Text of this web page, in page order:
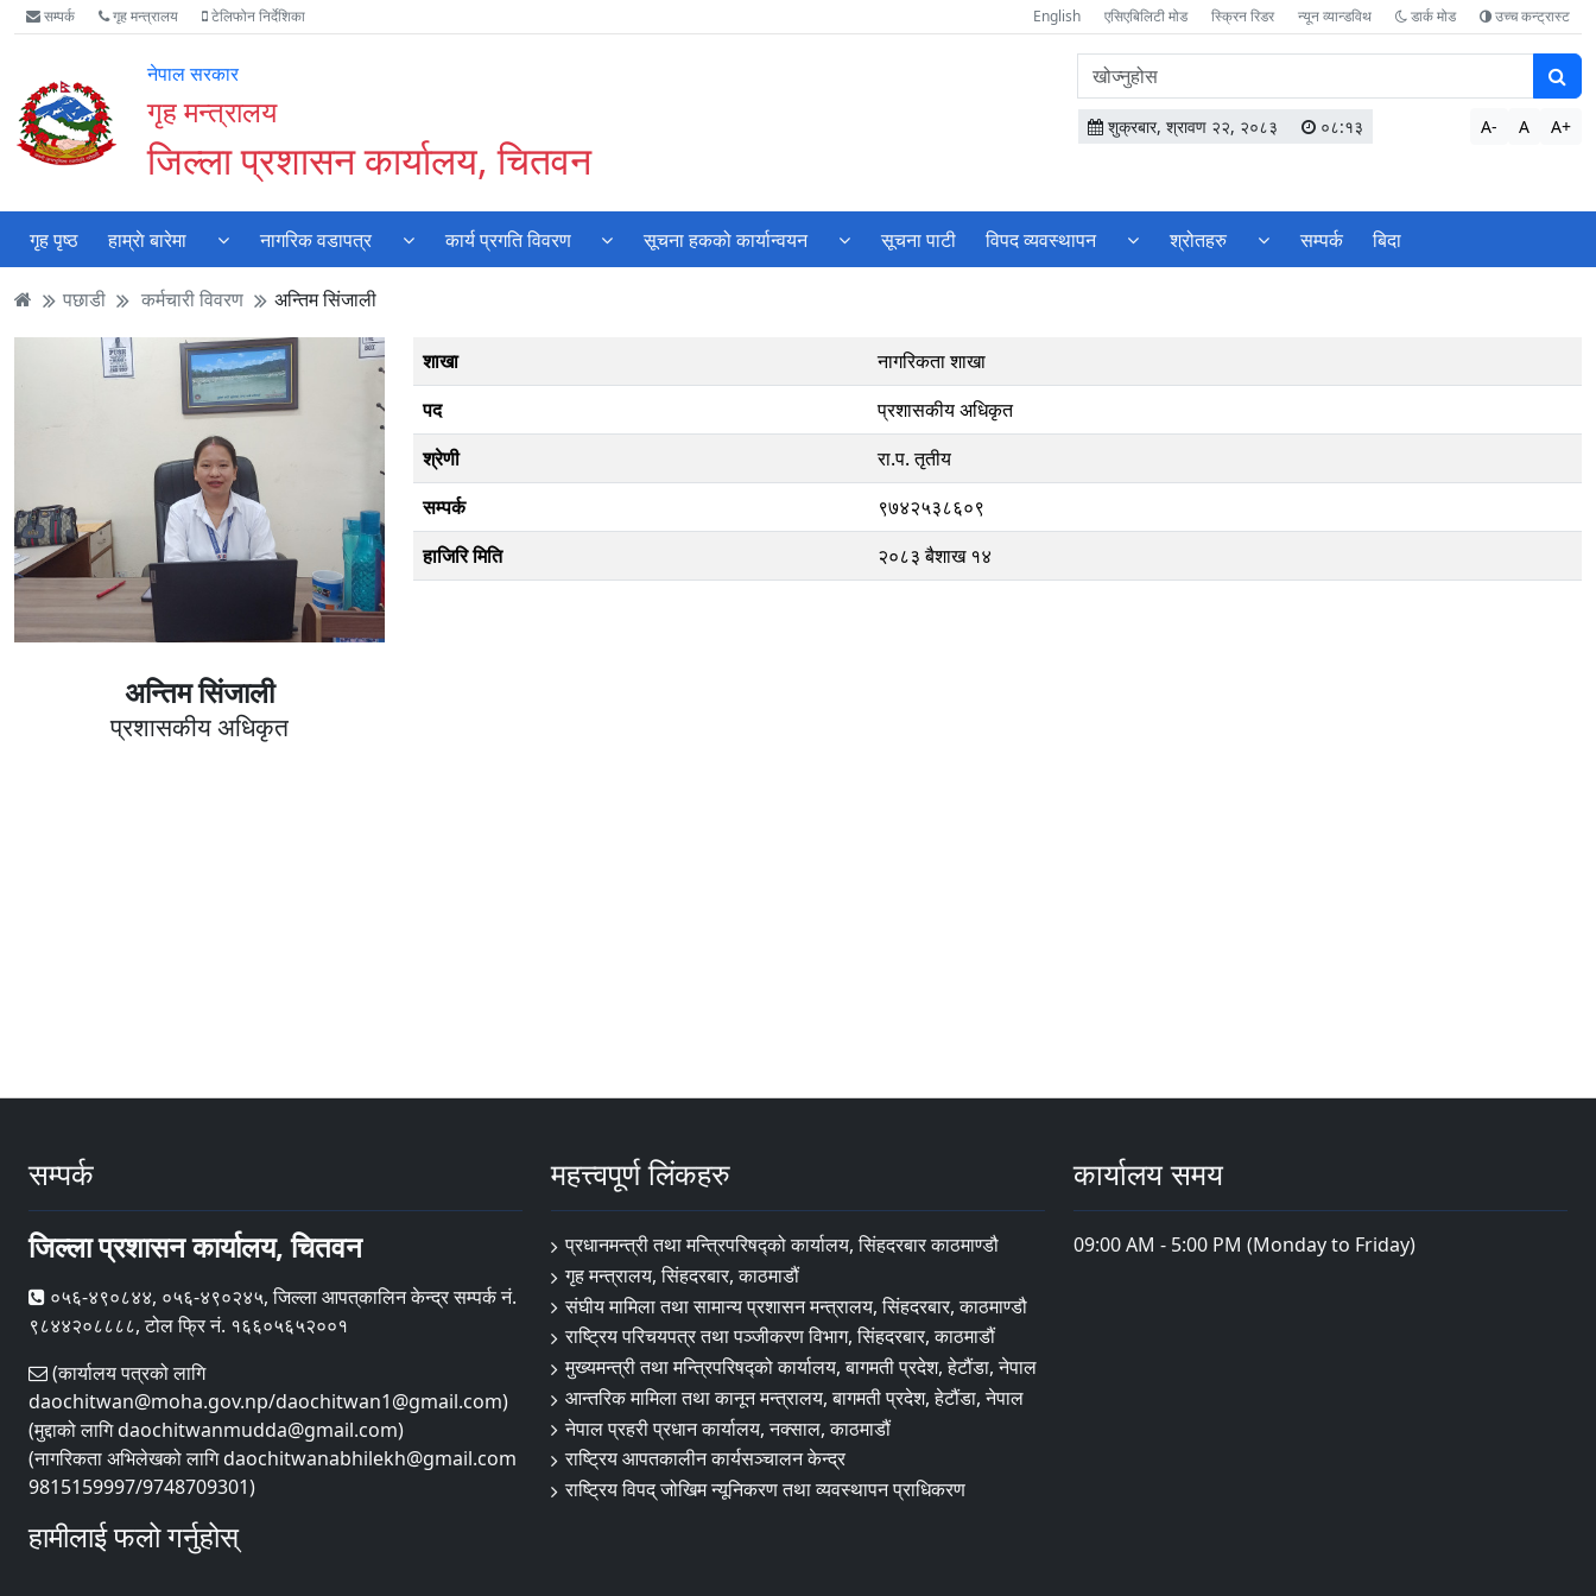
Accessibility
Mode
गर्नुहोस्
मुख्य
सामाग्री
मुख्य
नेभिगेसन
वेबसाइट
खोजमा
सम्पर्क गृह मन्त्रालय टेलिफोन निर्देशिका English एसिएबिलिटी मोड स्क्रिन रिडर न्यून व्यान्डविथ डार्क मोड उच्च कन्ट्रास्ट
नेपाल सरकार
गृह मन्त्रालय
जिल्ला प्रशासन कार्यालय, चितवन
वेबसाइटमा
सामग्री
खोज्नुहोस
शुक्रबार, श्रावण २२, २०८३ ०८:१३ A- A A+
गृह पृष्ठ हाम्राे बारेमा नागरिक वडापत्र कार्य प्रगति विवरण सूचना हकको कार्यान्वयन सूचना पाटी विपद व्यवस्थापन श्रोतहरु सम्पर्क बिदा
पछाडी कर्मचारी विवरण अन्तिम सिंजाली
अन्तिम सिंजाली
प्रशासकीय अधिकृत
शाखा
नागरिकता शाखा
पद
प्रशासकीय अधिकृत
श्रेणी
रा.प. तृतीय
सम्पर्क
९७४२५३८६०९
हाजिरि मिति
२०८३ बैशाख १४
सम्पर्क
जिल्ला प्रशासन कार्यालय, चितवन
०५६-४९०८४४, ०५६-४९०२४५, जिल्ला आपत्‌कालिन केन्द्र सम्पर्क नं.
९८४४२०८८८८, टोल फ्रि नं. १६६०५६५२००१
(कार्यालय पत्रको लागि
daochitwan@moha.gov.np/daochitwan1@gmail.com)
(मुद्दाको लागि daochitwanmudda@gmail.com)
(नागरिकता अभिलेखको लागि daochitwanabhilekh@gmail.com
9815159997/9748709301)
हामीलाई फलो गर्नुहोस्
महत्त्वपूर्ण लिंकहरु
प्रधानमन्त्री तथा मन्त्रिपरिषद्को कार्यालय, सिंहदरबार काठमाण्डौ
गृह मन्त्रालय, सिंहदरबार, काठमाडौं
संघीय मामिला तथा सामान्य प्रशासन मन्त्रालय, सिंहदरबार, काठमाण्डौ
राष्ट्रिय परिचयपत्र तथा पञ्जीकरण विभाग, सिंहदरबार, काठमाडौं
मुख्यमन्त्री तथा मन्त्रिपरिषद्को कार्यालय, बागमती प्रदेश, हेटौंडा, नेपाल
आन्तरिक मामिला तथा कानून मन्त्रालय, बागमती प्रदेश, हेटौंडा, नेपाल
नेपाल प्रहरी प्रधान कार्यालय, नक्साल, काठमाडौं
राष्ट्रिय आपतकालीन कार्यसञ्चालन केन्द्र
राष्ट्रिय विपद् जोखिम न्यूनिकरण तथा व्यवस्थापन प्राधिकरण
कार्यालय समय
09:00 AM - 5:00 PM (Monday to Friday)